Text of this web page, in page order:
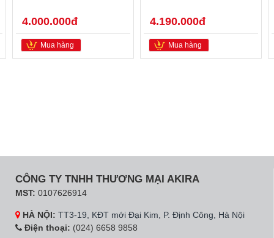
4.000.000đ
Mua hàng
4.190.000đ
Mua hàng
CÔNG TY TNHH THƯƠNG MẠI AKIRA
MST: 0107626914
HÀ NỘI: TT3-19, KĐT mới Đại Kim, P. Định Công, Hà Nội
Điện thoại: (024) 6658 9858